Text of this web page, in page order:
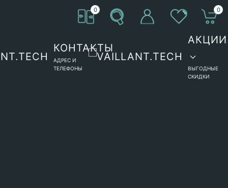
0 0
КОНТАКТЫ
АДРЕС И
ТЕЛЕФОНЫ
АКЦИИ
ВЫГОДНЫЕ
СКИДКИ